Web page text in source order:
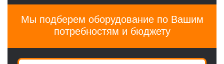
Мы подберем оборудование по Вашим
потребностям и бюджету